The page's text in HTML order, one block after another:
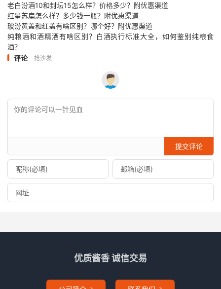
老白汾酒10和封坛15怎么样？价格多少？附优惠渠道
红星苏扁怎么样？多少钱一瓶？附优惠渠道
玻汾黄盖和红盖有啥区别？哪个好？附优惠渠道
纯粮酒和酒精酒有啥区别？白酒执行标准大全，如何鉴别纯粮食
酒？
评论
抢沙发
提交评论
优质酱香 诚信交易